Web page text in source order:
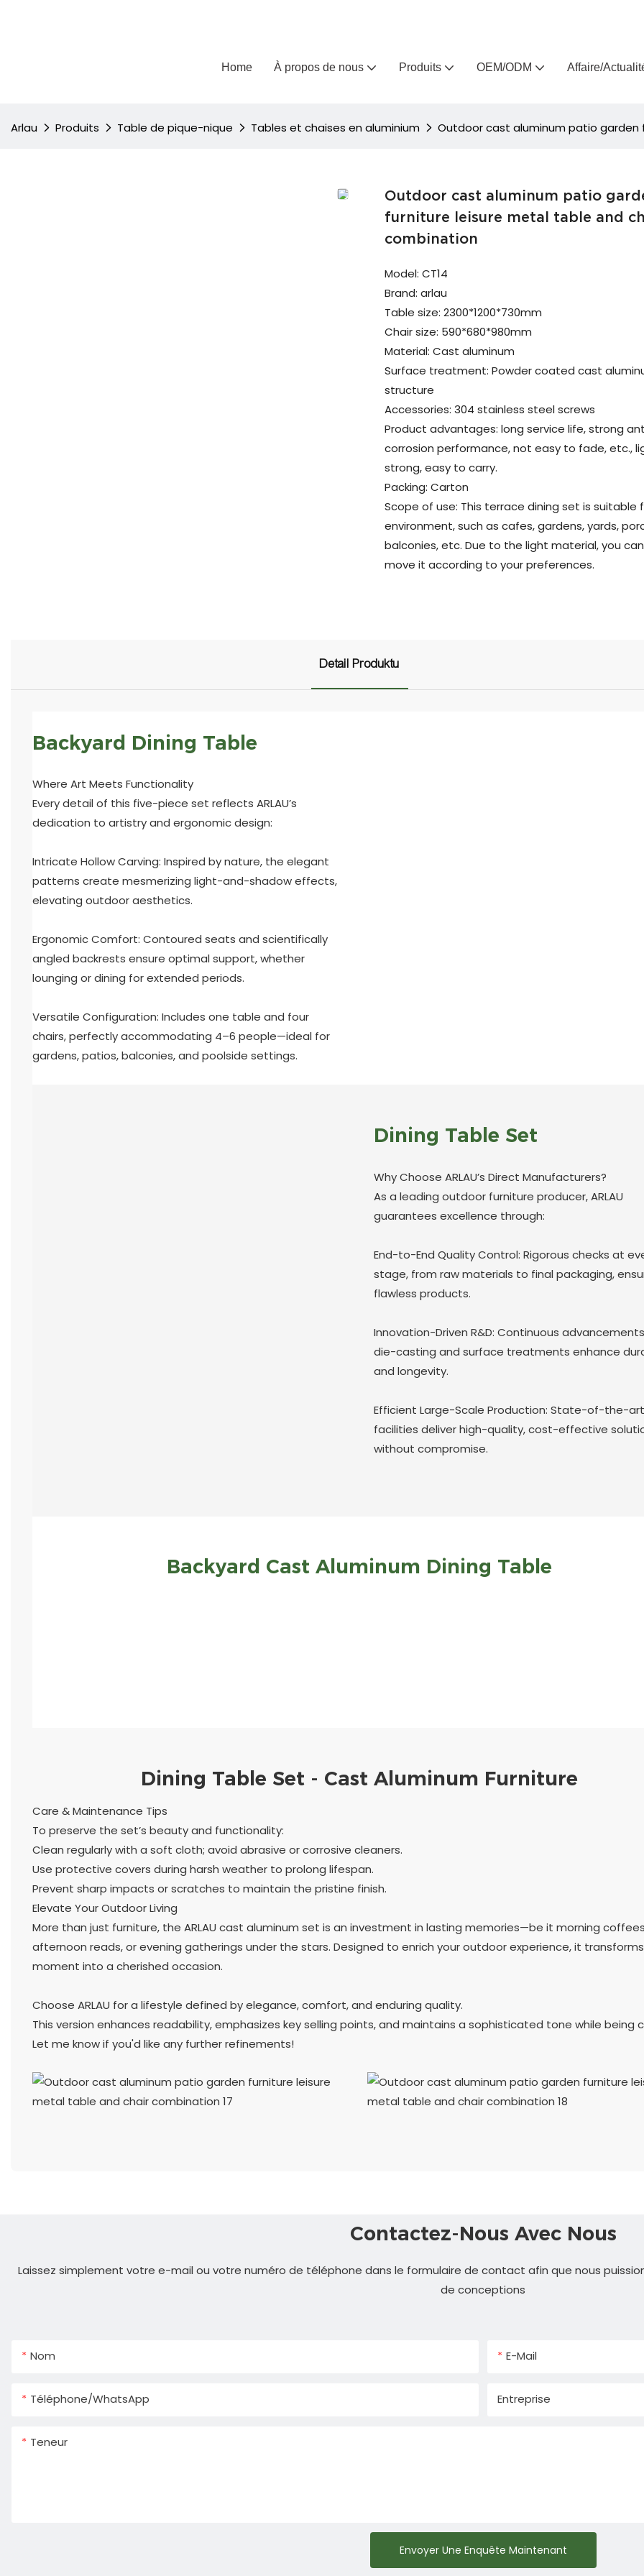
Home À propos de nous Produits OEM/ODM Affaire/
Arlau Produits Table de pique-nique Tables et chaises en aluminium Outdoor cast aluminum patio
Outdoor cast aluminum patio
furniture leisure metal table and
combination
Model: CT14
Brand: arlau
Table size: 2300*1200*730mm
Chair size: 590*680*980mm
Material: Cast aluminum
Surface treatment: Powder coated cast
structure
Accessories: 304 stainless steel screws
Product advantages: long service life, strong
corrosion performance, not easy to fade, etc.,
strong, easy to carry.
Packing: Carton
Scope of use: This terrace dining set is suitable
environment, such as cafes, gardens, yards,
balconies, etc. Due to the light material, you
move it according to your preferences.
Detail Produktu
Backyard Dining Table
Where Art Meets Functionality
Every detail of this five-piece set reflects ARLAU’s
dedication to artistry and ergonomic design:
Intricate Hollow Carving: Inspired by nature, the elegant
patterns create mesmerizing light-and-shadow effects,
elevating outdoor aesthetics.
Ergonomic Comfort: Contoured seats and scientifically
angled backrests ensure optimal support, whether
lounging or dining for extended periods.
Versatile Configuration: Includes one table and four
chairs, perfectly accommodating 4–6 people—ideal for
gardens, patios, balconies, and poolside settings.
Dining Table Set
Why Choose ARLAU’s Direct Manufacturers?
As a leading outdoor furniture producer, ARLAU
guarantees excellence through:
End-to-End Quality Control: Rigorous checks at
stage, from raw materials to final packaging,
flawless products.
Innovation-Driven R&D: Continuous
die-casting and surface treatments enhance
and longevity.
Efficient Large-Scale Production: State-of-the-
facilities deliver high-quality, cost-effective
without compromise.
Backyard Cast Aluminum Dining Table
Dining Table Set - Cast Aluminum Furniture
Care & Maintenance Tips
To preserve the set’s beauty and functionality:
Clean regularly with a soft cloth; avoid abrasive or corrosive cleaners.
Use protective covers during harsh weather to prolong lifespan.
Prevent sharp impacts or scratches to maintain the pristine finish.
Elevate Your Outdoor Living
More than just furniture, the ARLAU cast aluminum set is an investment in lasting memories—be it morning
afternoon reads, or evening gatherings under the stars. Designed to enrich your outdoor experience, it
moment into a cherished occasion.
Choose ARLAU for a lifestyle defined by elegance, comfort, and enduring quality.
This version enhances readability, emphasizes key selling points, and maintains a sophisticated tone while being
Let me know if you'd like any further refinements!
Contactez-Nous Avec Nous
Laissez simplement votre e-mail ou votre numéro de téléphone dans le formulaire de contact afin que nous
de conceptions
Nom E-Mail
Téléphone/WhatsApp Entreprise
Teneur
Envoyer Une Enquête Maintenant